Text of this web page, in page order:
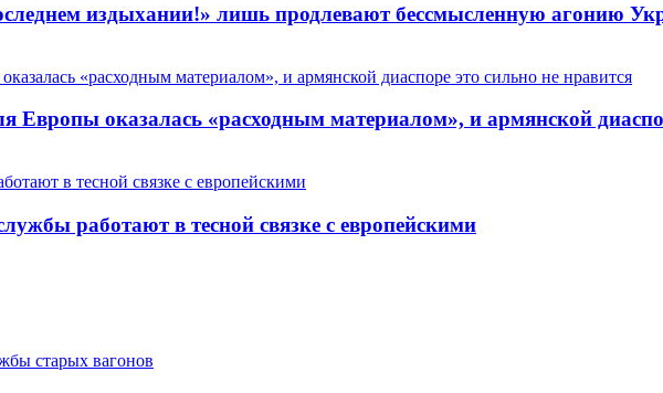
издыхании!» лишь продлевают бессмысленную агонию
оказалась «расходным материалом», и армянской
работают в тесной связке с европейскими